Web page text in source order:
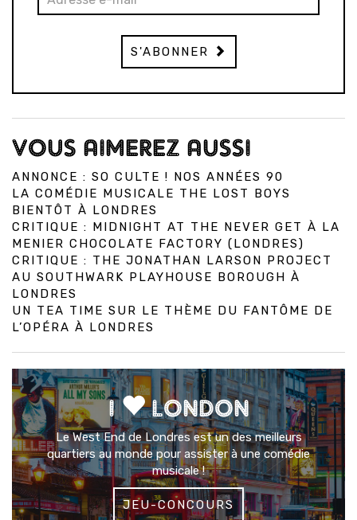
S'ABONNER
VOUS AIMEREZ AUSSI
ANNONCE : SO CULTE ! NOS ANNÉES 90
LA COMÉDIE MUSICALE THE LOST BOYS
BIENTÔT À LONDRES
CRITIQUE : MIDNIGHT AT THE NEVER GET À LA
MENIER CHOCOLATE FACTORY (LONDRES)
CRITIQUE : THE JONATHAN LARSON PROJECT
AU SOUTHWARK PLAYHOUSE BOROUGH À
LONDRES
UN TEA TIME SUR LE THÈME DU FANTÔME DE
L’OPÉRA À LONDRES
I LONDON
Le West End de Londres est un des meilleurs
quartiers au monde pour assister à une comédie
musicale !
JEU-CONCOURS